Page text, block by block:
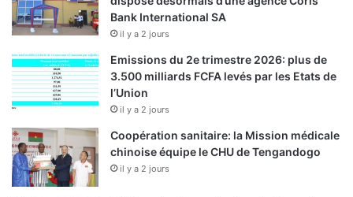
Bank International SA
il y a 2 jours
Emissions du 2e trimestre 2026: plus de
3.500 milliards FCFA levés par les Etats de
l’Union
il y a 2 jours
Coopération sanitaire: la Mission médicale
chinoise équipe le CHU de Tengandogo
il y a 2 jours